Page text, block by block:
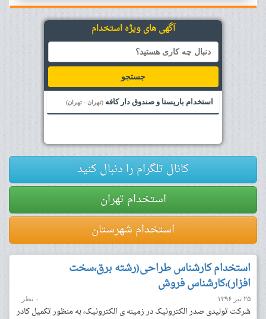
آگهی های ویژه استخدام
جستجو
استخدام باریستا و صندوق دار کافه (تهران - تهران)
کانال تلگرام را دنبال کنید
استخدام تهران
استخدام شهرستان
استخدام کارشناس طراحی(رشته برق،سخت
افزار)،کارشناس فروش
۲۵ تیر ۱۳۹۶ ۰ نظر
شرکت تولیدی صدر الکترونیک در زمینه ی الکترونیک، به منظور تکمیل کادر